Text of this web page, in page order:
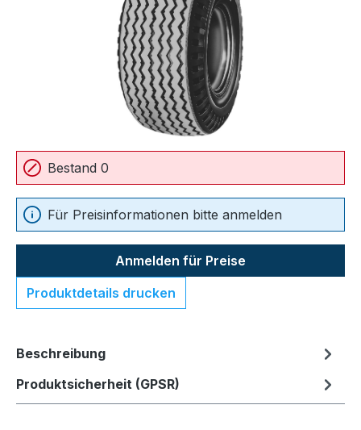
Bestand 0
Für Preisinformationen bitte anmelden
Anmelden für Preise
Produktdetails drucken
Beschreibung
Produktsicherheit (GPSR)